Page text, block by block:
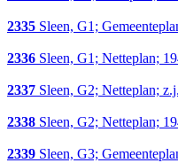
2335 Sleen, G1;
2336 Sleen, G1; Netteplan;
2337 Sleen, G2; Netteplan; z.j.
2338 Sleen, G2; Netteplan;
2339 Sleen, G3;